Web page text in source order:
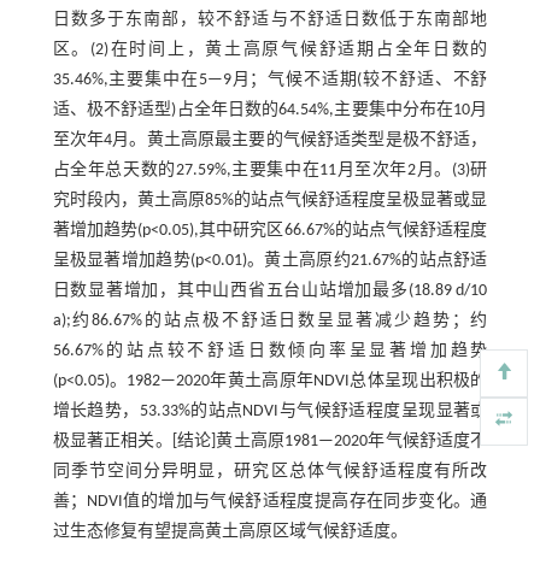
日数多于东南部，较不舒适与不舒适日数低于东南部地
区。(2)在时间上，黄土高原气候舒适期占全年日数的
35.46%,主要集中在5—9月；气候不适期(较不舒适、不舒
适、极不舒适型)占全年日数的64.54%,主要集中分布在10月
至次年4月。黄土高原最主要的气候舒适类型是极不舒适，
占全年总天数的27.59%,主要集中在11月至次年2月。(3)研
究时段内，黄土高原85%的站点气候舒适程度呈极显著或显
著增加趋势(p<0.05),其中研究区66.67%的站点气候舒适程度
呈极显著增加趋势(p<0.01)。黄土高原约21.67%的站点舒适
日数显著增加，其中山西省五台山站增加最多(18.89 d/10
a);约86.67%的站点极不舒适日数呈显著减少趋势；约
56.67%的站点较不舒适日数倾向率呈显著增加趋势
(p<0.05)。1982—2020年黄土高原年NDVI总体呈现出积极的
增长趋势，53.33%的站点NDVI与气候舒适程度呈现显著或
极显著正相关。[结论]黄土高原1981—2020年气候舒适度不
同季节空间分异明显，研究区总体气候舒适程度有所改
善；NDVI值的增加与气候舒适程度提高存在同步变化。通
过生态修复有望提高黄土高原区域气候舒适度。